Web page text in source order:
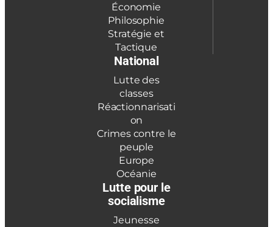
Économie
Philosophie
Stratégie et
Tactique
National
Lutte des
classes
Réactionnarisati
on
Crimes contre le
peuple
Europe
Océanie
Lutte pour le
socialisme
Jeunesse